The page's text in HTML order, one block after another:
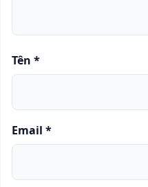
Tên *
Email *